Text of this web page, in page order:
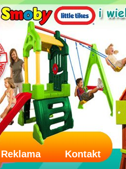
Reklama Kontakt